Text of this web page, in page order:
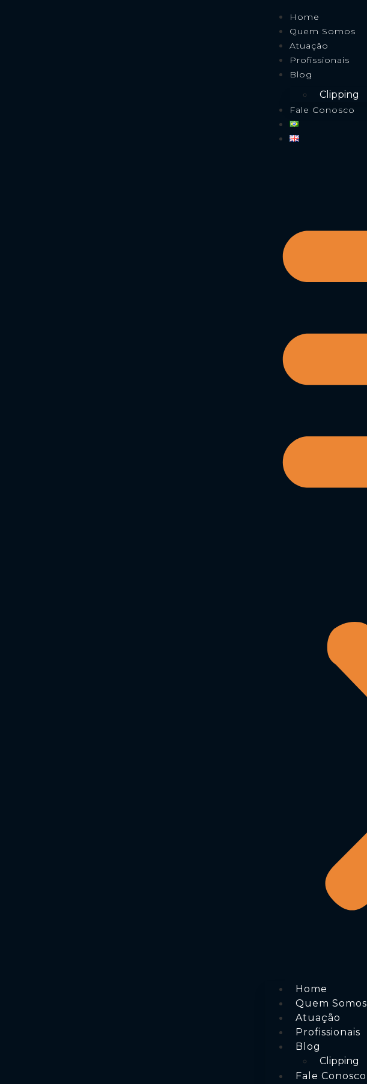
Home
Quem Somos
Atuação
Profissionais
Blog
Clipping
Fale Conosco
Home
Quem Somos
Atuação
Profissionais
Blog
Clipping
Fale Conosco